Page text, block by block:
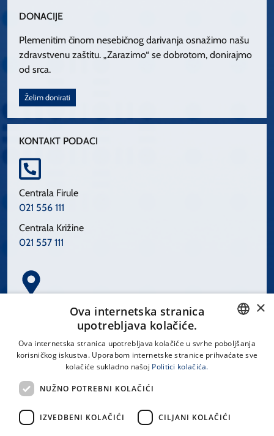
DONACIJE
Plemenitim činom nesebičnog darivanja osnažimo našu
zdravstvenu zaštitu. „Zarazimo“ se dobrotom, donirajmo
od srca.
Želim donirati
KONTAKT PODACI
Centrala Firule
021 556 111
Centrala Križine
021 557 111
Spinčićeva 1, 21000 Split
LINKOVI
CROATIAN
×
Ova internetska stranica
upotrebljava kolačiće.
Ova internetska stranica upotrebljava kolačiće u svrhe poboljšanja
korisničkog iskustva. Uporabom internetske stranice prihvaćate sve
kolačiće sukladno našoj Politici kolačića.
NUŽNO POTREBNI KOLAČIĆI
IZVEDBENI KOLAČIĆI CILJANI KOLAČIĆI